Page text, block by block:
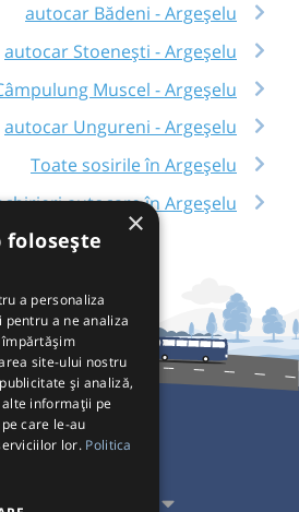
autocar Bădeni - Argeșelu
autocar Stoenești - Argeșelu
Muscel - Argeșelu
autocar Ungureni - Argeșelu
Toate sosirile în Argeșelu
autocare în Argeșelu
Călători
×
folosește
a personaliza
a ne analiza
site-ului nostru
și analiză,
informații pe
care le-au
lor. Politica